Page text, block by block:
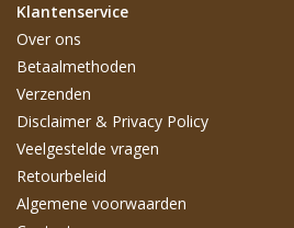
Klantenservice
Over ons
Betaalmethoden
Verzenden
Disclaimer & Privacy Policy
Veelgestelde vragen
Retourbeleid
Algemene voorwaarden